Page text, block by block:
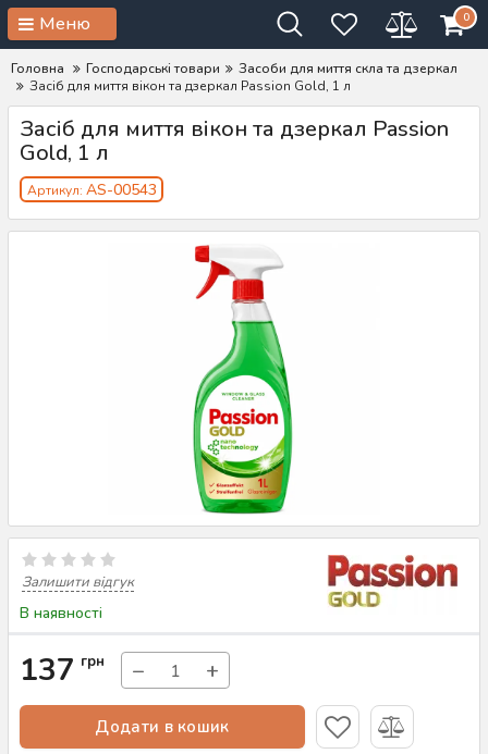
Меню 0
Головна Господарські товари
Засоби для миття скла та дзеркал
Засіб для миття вікон та дзеркал Passion Gold, 1 л
Засіб для миття вікон та дзеркал Passion
Gold, 1 л
Артикул: AS-00543
Залишити відгук
В наявності
137 грн − +
Додати в кошик